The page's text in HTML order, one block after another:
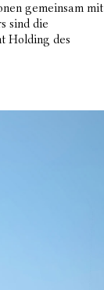
gemeinsam mit
sind die
Holding des